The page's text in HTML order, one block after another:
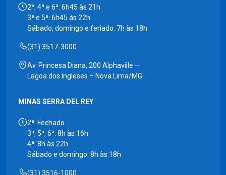
2ª, 4ª e 6ª: 6h45 às 21h
3ª e 5ª: 6h45 às 22h
Sábado, domingo e feriado: 7h às 18h
(31) 3517-3000
Av. Princesa Diana, 200 Alphaville –
Lagoa dos Ingleses – Nova Lima/MG
MINAS SERRA DEL REY
2ª: Fechado
3ª, 5ª, 6ª: 8h às 16h
4ª: 8h às 22h
Sábado e domingo: 8h às 18h
(31) 3516-1000